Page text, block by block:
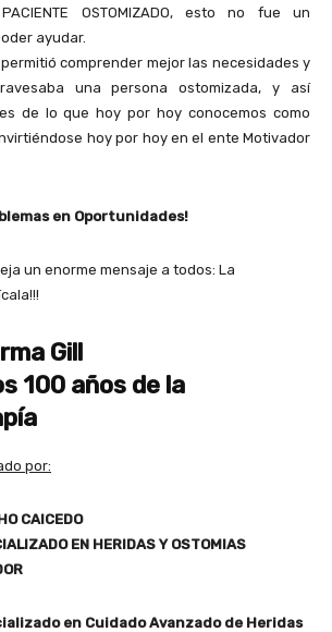
OSTOMIZADO, esto no fue un
ayudar.
comprender mejor las necesidades y
una persona ostomizada, y así
de lo que hoy por hoy conocemos como
hoy por hoy en el ente Motivador
en Oportunidades!
un enorme mensaje a todos: La
Gill
100 años de la
por:
CAICEDO
EN HERIDAS Y OSTOMIAS
en Cuidado Avanzado de Heridas